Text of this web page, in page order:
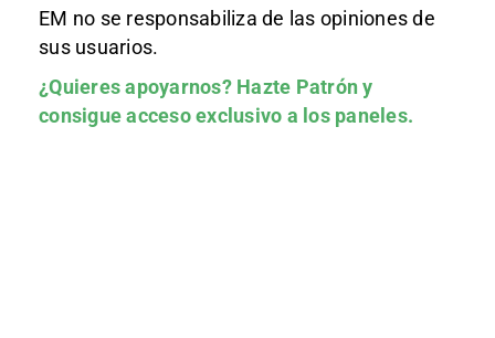
EM no se responsabiliza de las opiniones de
sus usuarios.
¿Quieres apoyarnos? Hazte Patróny
consigue acceso exclusivo a los paneles.